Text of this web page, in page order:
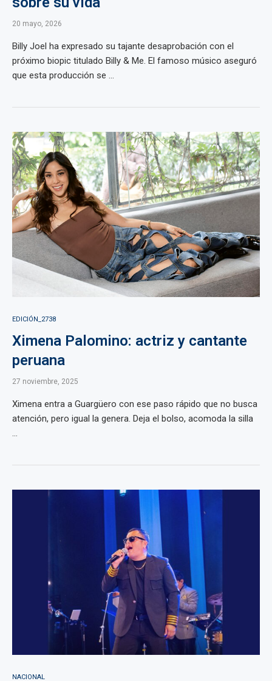
20 mayo, 2026
Billy Joel ha expresado su tajante desaprobación con el
próximo biopic titulado Billy & Me. El famoso músico aseguró
que esta producción se ...
EDICIÓN_2738
Ximena Palomino: actriz y cantante
peruana
27 noviembre, 2025
Ximena entra a Guargüero con ese paso rápido que no busca
atención, pero igual la genera. Deja el bolso, acomoda la silla
...
NACIONAL